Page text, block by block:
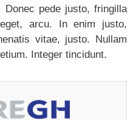
pede justo, fringilla
arcu. In enim justo,
vitae, justo. Nullam
Integer tincidunt.